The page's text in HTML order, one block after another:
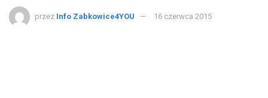
przez Info Zabkowice4YOU 16 czerwca 2015